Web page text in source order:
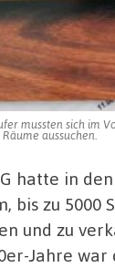
mussten sich im
aussuchen.
hatte in
bis zu 5000
und zu
Jahre